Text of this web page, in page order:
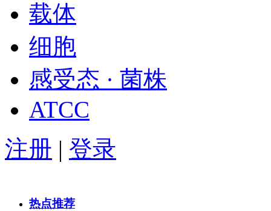
载体
细胞
感受态 · 菌株
ATCC
注册 | 登录
热点推荐